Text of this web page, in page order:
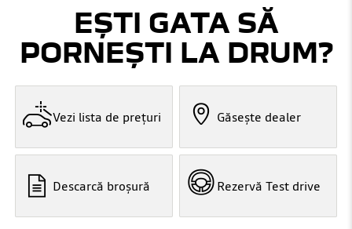
EȘTI GATA SĂ
PORNEȘTI LA DRUM?
Vezi lista de prețuri Găsește dealer
Descarcă broșură Rezervă Test drive